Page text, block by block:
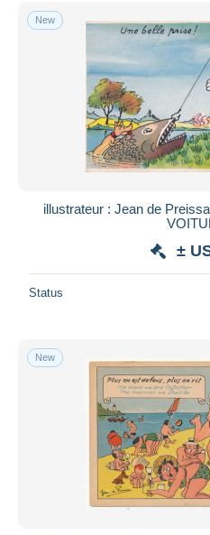
Free shipping
Payment methods
PayPal
Bank transfer
Visa
MasterCard
Bancontact
Seller's residence
New
illustrateur : Jean de
±
Status
New